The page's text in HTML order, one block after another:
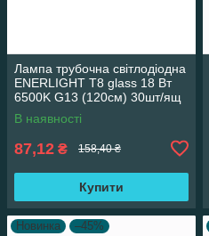
Лампа трубочна світлодіодна
ENERLIGHT Т8 glass 18 Вт
6500K G13 (120см) 30шт/ящ
38315
В наявності
87,12 ₴ 158,40 ₴
Купити
Новинка –45%